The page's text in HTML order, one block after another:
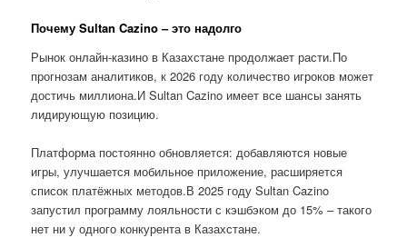
Почему Sultan Cazino – это надолго
Рынок онлайн-казино в Казахстане продолжает расти.По
прогнозам аналитиков, к 2026 году количество игроков может
достичь миллиона.И Sultan Cazino имеет все шансы занять
лидирующую позицию.
Платформа постоянно обновляется: добавляются новые
игры, улучшается мобильное приложение, расширяется
список платёжных методов.В 2025 году Sultan Cazino
запустил программу лояльности с кэшбэком до 15% – такого
нет ни у одного конкурента в Казахстане.